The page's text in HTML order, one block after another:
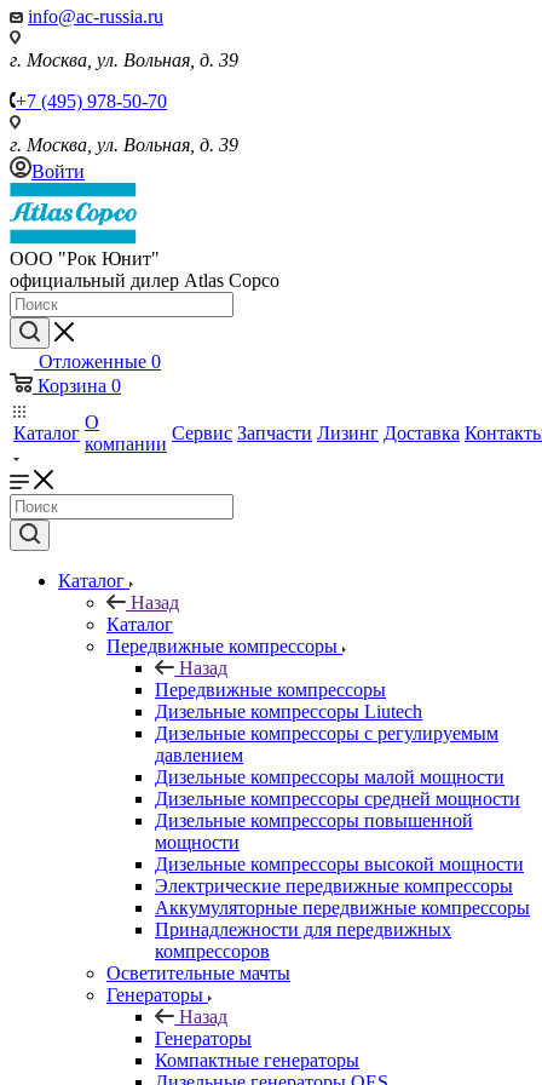
info@ac-russia.ru
г. Москва, ул. Вольная, д. 39
+7 (495) 978-50-70
г. Москва, ул. Вольная, д. 39
Войти
ООО "Рок Юнит"
официальный дилер Atlas Copco
Отложенные 0
Корзина 0
Каталог
О
компании
Сервис Запчасти Лизинг Доставка
Каталог
Назад
Каталог
Передвижные компрессоры
Назад
Передвижные компрессоры
Дизельные компрессоры Liutech
Дизельные компрессоры с регулируемым
давлением
Дизельные компрессоры малой мощности
Дизельные компрессоры средней мощности
Дизельные компрессоры повышенной
мощности
Дизельные компрессоры высокой мощности
Электрические передвижные компрессоры
Аккумуляторные передвижные компрессоры
Принадлежности для передвижных
компрессоров
Осветительные мачты
Генераторы
Назад
Генераторы
Компактные генераторы